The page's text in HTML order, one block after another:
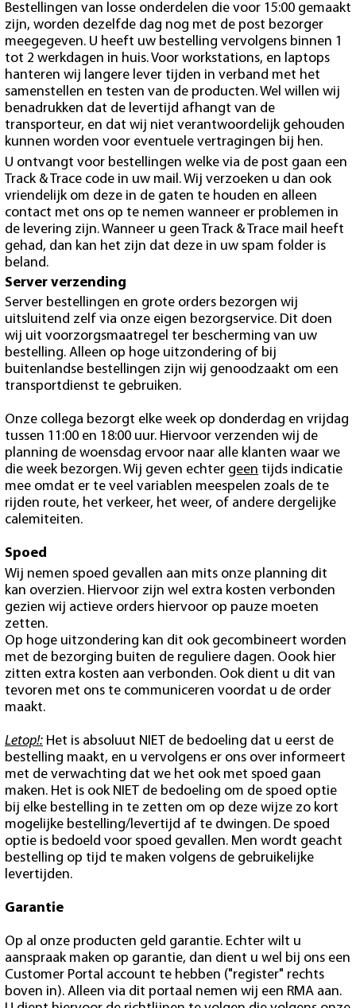
Bestellingen van losse onderdelen die voor 15:00 gemaakt
zijn, worden dezelfde dag nog met de post bezorger
meegegeven. U heeft uw bestelling vervolgens binnen 1
tot 2 werkdagen in huis. Voor workstations, en laptops
hanteren wij langere lever tijden in verband met het
samenstellen en testen van de producten. Wel willen wij
benadrukken dat de levertijd afhangt van de
transporteur, en dat wij niet verantwoordelijk gehouden
kunnen worden voor eventuele vertragingen bij hen.
U ontvangt voor bestellingen welke via de post gaan een
Track & Trace code in uw mail. Wij verzoeken u dan ook
vriendelijk om deze in de gaten te houden en alleen
contact met ons op te nemen wanneer er problemen in
de levering zijn. Wanneer u geen Track & Trace mail heeft
gehad, dan kan het zijn dat deze in uw spam folder is
beland.
Server verzending
Server bestellingen en grote orders bezorgen wij
uitsluitend zelf via onze eigen bezorgservice. Dit doen
wij uit voorzorgsmaatregel ter bescherming van uw
bestelling. Alleen op hoge uitzondering of bij
buitenlandse bestellingen zijn wij genoodzaakt om een
transportdienst te gebruiken.
Onze collega bezorgt elke week op donderdag en vrijdag
tussen 11:00 en 18:00 uur. Hiervoor verzenden wij de
planning de woensdag ervoor naar alle klanten waar we
die week bezorgen. Wij geven echter geen tijds indicatie
mee omdat er te veel variablen meespelen zoals de te
rijden route, het verkeer, het weer, of andere dergelijke
calemiteiten.
Spoed
Wij nemen spoed gevallen aan mits onze planning dit
kan overzien. Hiervoor zijn wel extra kosten verbonden
gezien wij actieve orders hiervoor op pauze moeten
zetten.
Op hoge uitzondering kan dit ook gecombineert worden
met de bezorging buiten de reguliere dagen. Oook hier
zitten extra kosten aan verbonden. Ook dient u dit van
tevoren met ons te communiceren voordat u de order
maakt.
Letop!: Het is absoluut NIET de bedoeling dat u eerst de
bestelling maakt, en u vervolgens er ons over informeert
met de verwachting dat we het ook met spoed gaan
maken. Het is ook NIET de bedoeling om de spoed optie
bij elke bestelling in te zetten om op deze wijze zo kort
mogelijke bestelling/levertijd af te dwingen. De spoed
optie is bedoeld voor spoed gevallen. Men wordt geacht
bestelling op tijd te maken volgens de gebruikelijke
levertijden.
Garantie
Op al onze producten geld garantie. Echter wilt u
aanspraak maken op garantie, dan dient u wel bij ons een
Customer Portal account te hebben ("register" rechts
boven in). Alleen via dit portaal nemen wij een RMA aan.